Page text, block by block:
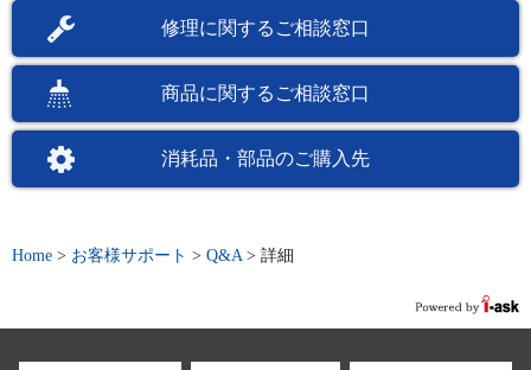
修理に関するご相談窓口
商品に関するご相談窓口
消耗品・部品のご購入先
Home > お客様サポート > Q&A > 詳細